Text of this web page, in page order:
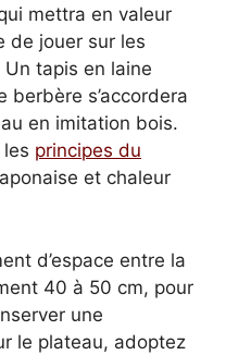
mettra en valeur
de jouer sur les
tapis en laine
berbère s’accordera
en imitation bois.
principes du
et chaleur
d’espace entre la
40 à 50 cm, pour
une
le plateau, adoptez